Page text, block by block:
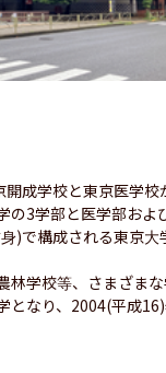
成学校と東京医学校
の3学部と医学部およ
)で構成される東京大
林学校等、さまざま
となり、2004(平成